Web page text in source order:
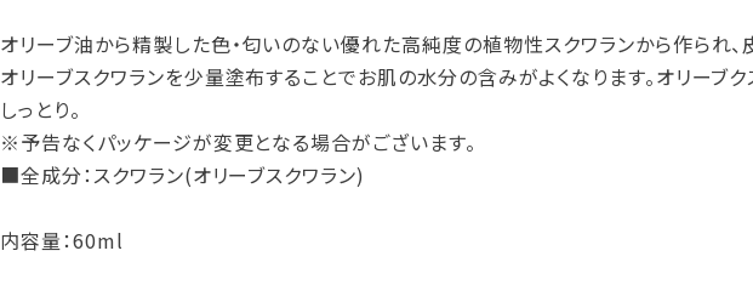
オリーブ油から精製した色・匂いのない優れた高純度の植物性スクワランから作られ、
オリーブスクワランを少量塗布することでお肌の水分の含みがよくなります。オリーブ
しっとり。
※予告なくパッケージが変更となる場合がございます。
■全成分：スクワラン(オリーブスクワラン)
内容量：60ml